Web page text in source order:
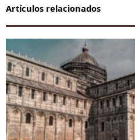
Artículos relacionados